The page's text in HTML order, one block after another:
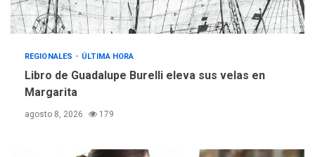
4
REGIONALES ÚLTIMA HORA
«Juan Bautista Arismendi» a
la altura de Macho Muerto
trabajan en diplomado para
REGIONALES ÚLTIMA HORA
Libro de Guadalupe Burelli eleva sus velas en
Margarita
agosto 8, 2026 179